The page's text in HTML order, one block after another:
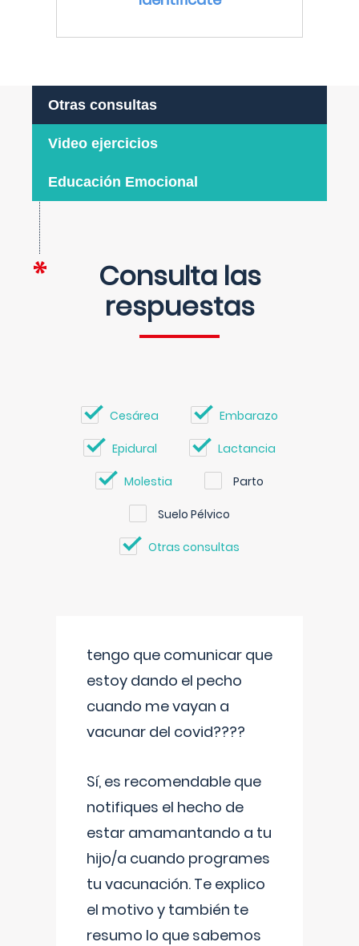
Otras consultas
Video ejercicios
Educación Emocional
Consulta las
respuestas
Cesárea Embarazo
Epidural Lactancia
Molestia Parto
Suelo Pélvico
Otras consultas
tengo que comunicar que
estoy dando el pecho
cuando me vayan a
vacunar del covid????
Sí, es recomendable que
notifiques el hecho de
estar amamantando a tu
hijo/a cuando programes
tu vacunación. Te explico
el motivo y también te
resumo lo que sabemos